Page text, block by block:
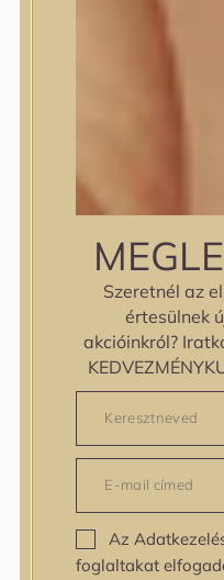
YUNJAC
Bőrállapot
Bőrállapot
Bőrtípus
Bőrtípus
Kombinált
Száraz
Bőrprobléma
Bőrpír
Szeretnél az
értesülnek
akcióinkról?
Az
foglaltakat